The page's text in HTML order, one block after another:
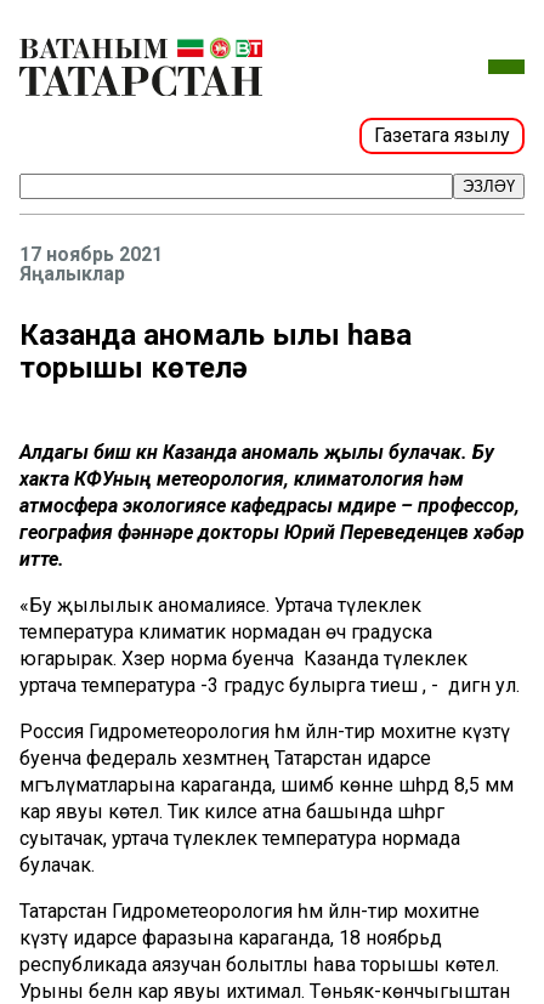
Газетага язылу
ЭЗЛӘҮ
17 ноябрь 2021
Яңалыклар
Казанда аномаль җылы һава
торышы көтелә
Алдагы биш көн Казанда аномаль җылы булачак. Бу
хакта КФУның метеорология, климатология һәм
атмосфера экологиясе кафедрасы мөдире – профессор,
география фәннәре докторы Юрий Переведенцев хәбәр
итте.
«Бу җылылык аномалиясе. Уртача тәүлеклек
температура климатик нормадан өч градуска
югарырак. Хәзер норма буенча Казанда тәүлеклек
уртача температура -3 градус булырга тиеш , - дигән ул.
Россия Гидрометеорология һәм әйләнә-тирә мохитне күзәтү
буенча федераль хезмәтнең Татарстан идарәсе
мәгълүматларына караганда, шимбә көнне шәһәрдә 8,5 мм
кар явуы көтелә. Тик киләсе атна башында шәһәргә
суытачак, уртача тәүлеклек температура нормада
булачак.
Татарстан Гидрометеорология һәм әйләнә-тирә мохитне
күзәтү идарәсе фаразына караганда, 18 ноябрьдә
республикада аязучан болытлы һава торышы көтелә.
Урыны белән кар явуы ихтимал. Төньяк-көнчыгыштан